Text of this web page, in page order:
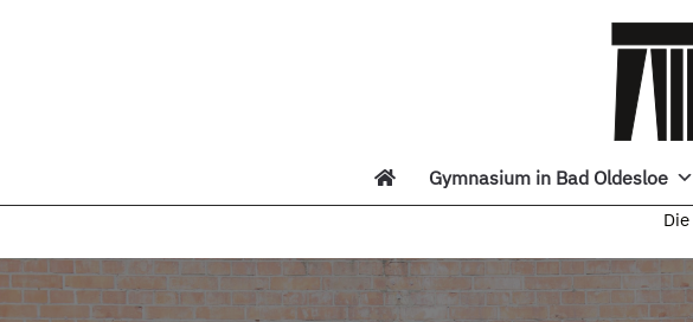
Gymnasium in Bad Oldesloe
Die